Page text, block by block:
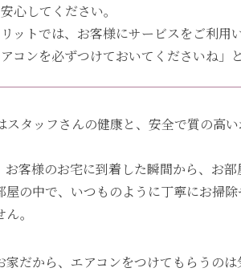
心してください。
ットでは、お客様にサービスをご利
コンを必ずつけておいてくださいね」
スタッフさんの健康と、安全で質の高
お客様のお宅に到着した瞬間から、お
屋の中で、いつものように丁寧にお掃
。
家だから、エアコンをつけてもらうの